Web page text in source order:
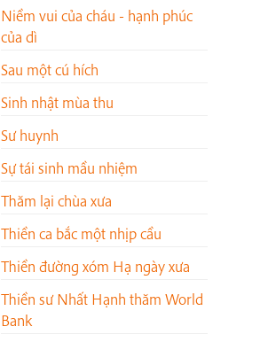
Niềm vui của cháu - hạnh phúc
của dì
Sau một cú hích
Sinh nhật mùa thu
Sư huynh
Sự tái sinh mầu nhiệm
Thăm lại chùa xưa
Thiền ca bắc một nhịp cầu
Thiền đường xóm Hạ ngày xưa
Thiền sư Nhất Hạnh thăm World
Bank